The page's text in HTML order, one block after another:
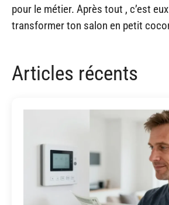
pour le métier. Après tout , c’est
transformer ton salon en petit
Articles récents